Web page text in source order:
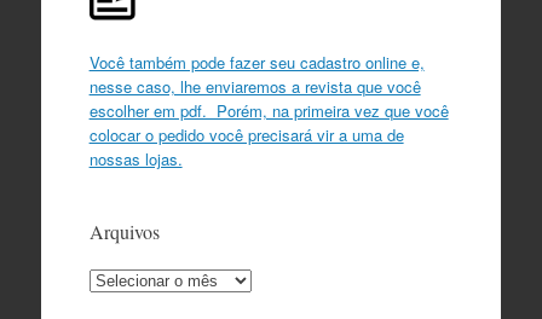
Você também pode fazer seu cadastro online e,
nesse caso, lhe enviaremos a revista que você
escolher em pdf. Porém, na primeira vez que você
colocar o pedido você precisará vir a uma de
nossas lojas.
Arquivos
Arquivos